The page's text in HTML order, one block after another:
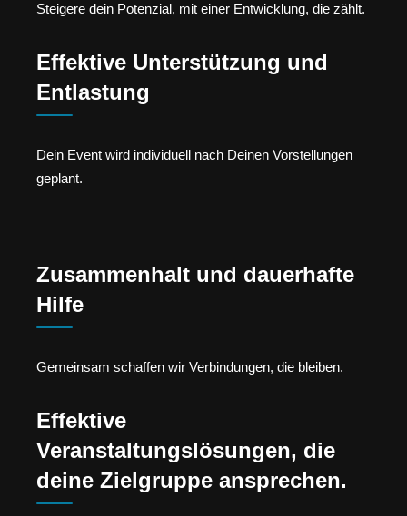
Steigere dein Potenzial, mit einer Entwicklung, die zählt.
Effektive Unterstützung und
Entlastung
Dein Event wird individuell nach Deinen Vorstellungen
geplant.
Zusammenhalt und dauerhafte
Hilfe
Gemeinsam schaffen wir Verbindungen, die bleiben.
Effektive
Veranstaltungslösungen, die
deine Zielgruppe ansprechen.